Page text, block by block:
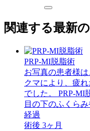
関連する最新
PRP-MI脱脂術
お写真の患者様
クマにより、疲
でした。 PRP-MI
目の下のふくら
経過
術後 3ヶ月